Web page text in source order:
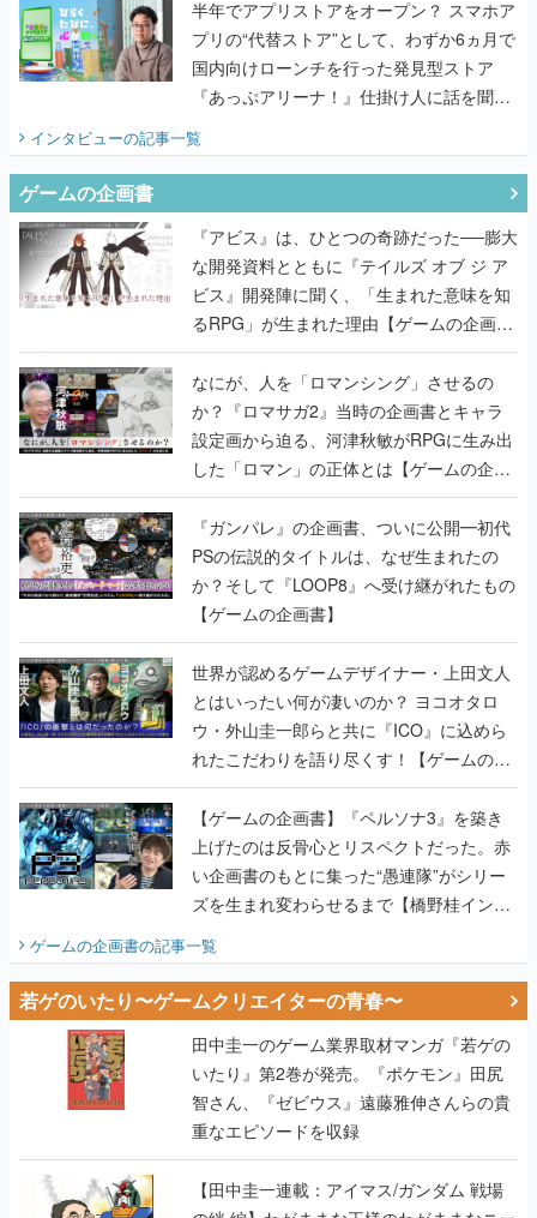
半年でアプリストアをオープン？ スマホア
プリの“代替ストア”として、わずか6ヵ月で
国内向けローンチを行った発見型ストア
『あっぷアリーナ！』仕掛け人に話を聞い
てみた
インタビューの記事一覧
ゲームの企画書
『アビス』は、ひとつの奇跡だった──膨大
な開発資料とともに『テイルズ オブ ジ ア
ビス』開発陣に聞く、「生まれた意味を知
るRPG」が生まれた理由【ゲームの企画
書】
なにが、人を「ロマンシング」させるの
か？『ロマサガ2』当時の企画書とキャラ
設定画から迫る、河津秋敏がRPGに生み出
した「ロマン」の正体とは【ゲームの企画
書】
『ガンパレ』の企画書、ついに公開━初代
PSの伝説的タイトルは、なぜ生まれたの
か？そして『LOOP8』へ受け継がれたもの
【ゲームの企画書】
世界が認めるゲームデザイナー・上田文人
とはいったい何が凄いのか？ ヨコオタロ
ウ・外山圭一郎らと共に『ICO』に込めら
れたこだわりを語り尽くす！【ゲームの企
画書】
【ゲームの企画書】『ペルソナ3』を築き
上げたのは反骨心とリスペクトだった。赤
い企画書のもとに集った“愚連隊”がシリー
ズを生まれ変わらせるまで【橋野桂インタ
ビュー】
ゲームの企画書の記事一覧
若ゲのいたり〜ゲームクリエイターの青春〜
田中圭一のゲーム業界取材マンガ『若ゲの
いたり』第2巻が発売。『ポケモン』田尻
智さん、『ゼビウス』遠藤雅伸さんらの貴
重なエピソードを収録
【田中圭一連載：アイマス/ガンダム 戦場